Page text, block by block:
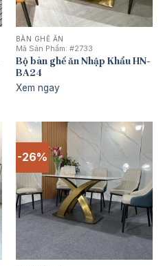
BÀN GHẾ ĂN
Mã Sản Phẩm: #2733
Bộ bàn ghế ăn Nhập Khẩu HN-
BA24
Xem ngay
-26%